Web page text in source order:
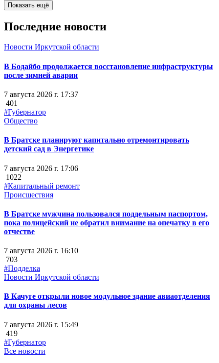
Показать ещё
Последние новости
Новости Иркутской области
В Бодайбо продолжается восстановление инфраструктуры
после зимней аварии
7 августа 2026 г. 17:37
401
#Губернатор
Общество
В Братске планируют капитально отремонтировать
детский сад в Энергетике
7 августа 2026 г. 17:06
1022
#Капитальный ремонт
Происшествия
В Братске мужчина пользовался поддельным паспортом,
пока полицейский не обратил внимание на опечатку в его
отчестве
7 августа 2026 г. 16:10
703
#Подделка
Новости Иркутской области
В Качуге открыли новое модульное здание авиаотделения
для охраны лесов
7 августа 2026 г. 15:49
419
#Губернатор
Все новости